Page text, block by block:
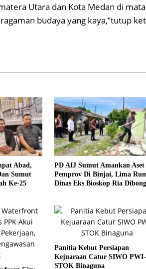
Utara dan Kota Medan di
budaya yang kaya,”tutup
Abad,
Sumut
Ke-25
PD AIJ Sumut Amankan Aset
Pemprov Di Binjai, Lima
Dinas Eks Bioskop Ria
Panitia Kebut Persiapan
Kejuaraan Catur SIWO
STOK Binaguna